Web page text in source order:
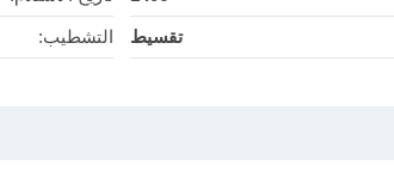
تقسيط التشطيب: